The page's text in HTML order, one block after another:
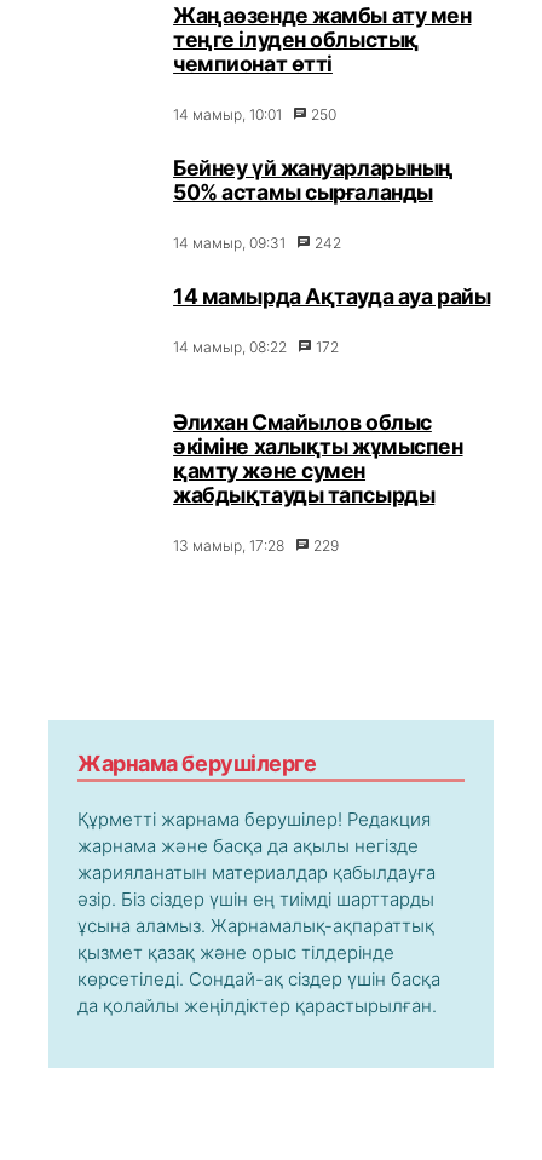
Жаңаөзенде жамбы ату мен
теңге ілуден облыстық
чемпионат өтті
14 мамыр, 10:01 250
Бейнеу үй жануарларының
50% астамы сырғаланды
14 мамыр, 09:31 242
14 мамырда Ақтауда ауа райы
14 мамыр, 08:22 172
Әлихан Смайылов облыс
әкіміне халықты жұмыспен
қамту және сумен
жабдықтауды тапсырды
13 мамыр, 17:28 229
Жарнама берушілерге
Құрметті жарнама берушілер! Редакция
жарнама және басқа да ақылы негізде
жарияланатын материалдар қабылдауға
әзір. Біз сіздер үшін ең тиімді шарттарды
ұсына аламыз. Жарнамалық-ақпараттық
қызмет қазақ және орыс тілдерінде
көрсетіледі. Сондай-ақ сіздер үшін басқа
да қолайлы жеңілдіктер қарастырылған.